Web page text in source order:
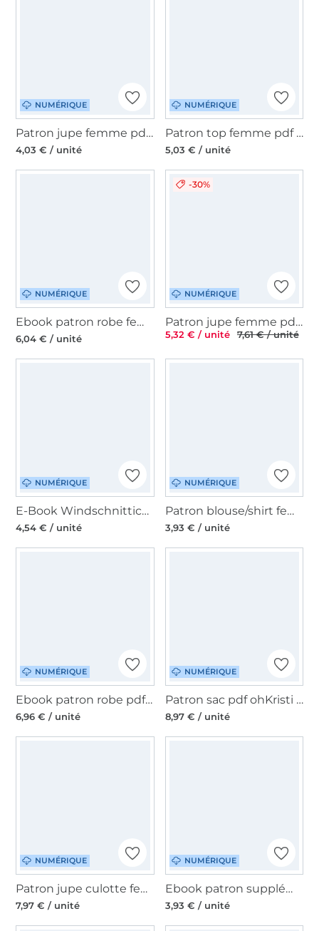
NUMÉRIQUE
Patron jupe femme pdf Sophia Malomi, en français
4,03 € / unité
NUMÉRIQUE
Patron top femme pdf Tillie Sew Simple, en allemand
5,03 € / unité
NUMÉRIQUE
Ebook patron robe femme Crossover Schneiderline, en allemand
6,04 € / unité
NUMÉRIQUE
-30%
Patron jupe femme pdf Amaya Hanna Louise, en allemand
5,32 € / unité 7,61 € / unité
NUMÉRIQUE
E-Book Windschnittich Bandana mit Nackenschutz
4,54 € / unité
NUMÉRIQUE
Patron blouse/shirt femme pdf Sunny Sew4Me, en allemand
3,93 € / unité
NUMÉRIQUE
Ebook patron robe pdf femme Dreamy Dress Schleiferlwerk, en allemand
6,96 € / unité
NUMÉRIQUE
Patron sac pdf ohKristi Big oh meéla, en allemand
8,97 € / unité
NUMÉRIQUE
Patron jupe culotte femme pdf Mme Orla Studio Schnittreif, en francais
7,97 € / unité
NUMÉRIQUE
Ebook patron supplément pour sac banane Lana Unikati, en allemand
3,93 € / unité